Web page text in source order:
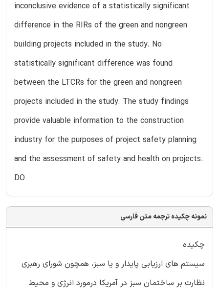
inconclusive evidence of a statistically significant
difference in the RIRs of the green and nongreen
building projects included in the study. No
statistically significant difference was found
between the LTCRs for the green and nongreen
projects included in the study. The study findings
provide valuable information to the construction
industry for the purposes of project safety planning
and the assessment of safety and health on projects.
DO
نمونه چکیده ترجمه متن فارسی
چکیده
سیستم های ارزیابی پایدار و یا سبز، همچون شورای رهبری
نظارت بر ساختمان سبز در آمریکا درمورد انرژی و محیط